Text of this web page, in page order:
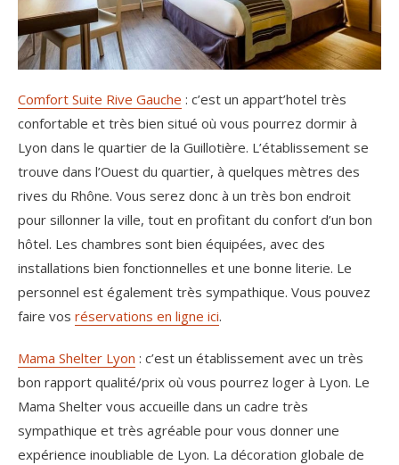
Comfort Suite Rive Gauche : c’est un appart’hotel très
confortable et très bien situé où vous pourrez dormir à
Lyon dans le quartier de la Guillotière. L’établissement se
trouve dans l’Ouest du quartier, à quelques mètres des
rives du Rhône. Vous serez donc à un très bon endroit
pour sillonner la ville, tout en profitant du confort d’un bon
hôtel. Les chambres sont bien équipées, avec des
installations bien fonctionnelles et une bonne literie. Le
personnel est également très sympathique. Vous pouvez
faire vos réservations en ligne ici.
Mama Shelter Lyon : c’est un établissement avec un très
bon rapport qualité/prix où vous pourrez loger à Lyon. Le
Mama Shelter vous accueille dans un cadre très
sympathique et très agréable pour vous donner une
expérience inoubliable de Lyon. La décoration globale de